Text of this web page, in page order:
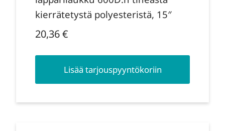
kierrätetystä polyesteristä, 15″
20,36€
Lisää tarjouspyyntökoriin